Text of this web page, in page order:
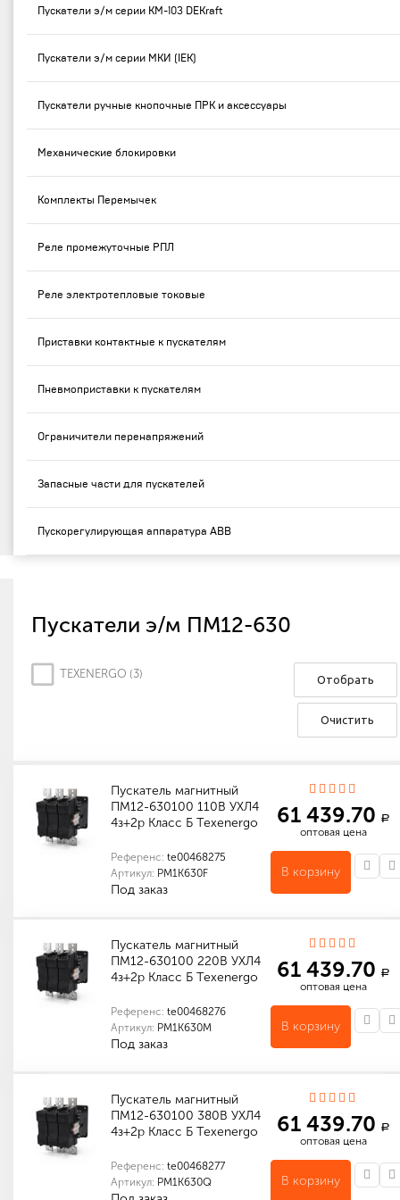
Пускатели э/м серии КМ-103 DEKraft
Пускатели э/м серии МКИ (IEK)
Пускатели ручные кнопочные ПРК и аксессуары
Механические блокировки
Комплекты Перемычек
Реле промежуточные РПЛ
Реле электротепловые токовые
Приставки контактные к пускателям
Пневмоприставки к пускателям
Ограничители перенапряжений
Запасные части для пускателей
Пускорегулирующая аппаратура ABB
Пускатели э/м ПМ12-630
Отобрать
Очистить
TEXENERGO (3)
Пускатель магнитный
ПМ12-630100 110В УХЛ4
4з+2р Класс Б Texenergo
Референс: te00468275
Артикул: PM1K630F
Под заказ
61 439.70 a
оптовая цена
В корзину
Пускатель магнитный
ПМ12-630100 220В УХЛ4
4з+2р Класс Б Texenergo
Референс: te00468276
Артикул: PM1K630M
Под заказ
61 439.70 a
оптовая цена
В корзину
Пускатель магнитный
ПМ12-630100 380В УХЛ4
4з+2р Класс Б Texenergo
Референс: te00468277
Артикул: PM1K630Q
61 439.70 a
оптовая цена
В корзину